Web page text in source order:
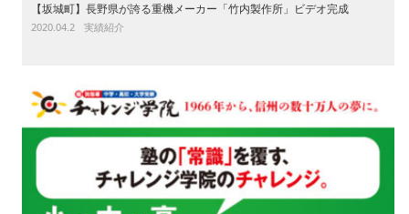
【坂城町】長野県が誇る重機メーカー「竹内製作所」ビデオ完成
2020.04.2 実績紹介